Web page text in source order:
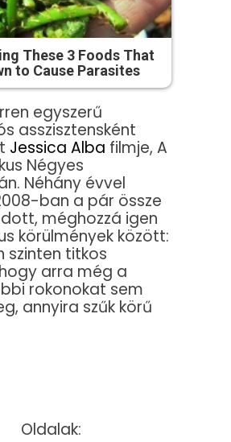
These 3 Foods That
to Cause Parasites
egyszerű
asszisztensként
Jessica Alba filmje, A
Négyes
Néhány évvel
ban a pár össze
méghozzá igen
körülmények között:
szinten titkos
arra még a
rokonokat sem
annyira szűk körű
Oldalak: